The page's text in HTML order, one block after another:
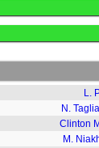
L.
N.
Clinton
M.